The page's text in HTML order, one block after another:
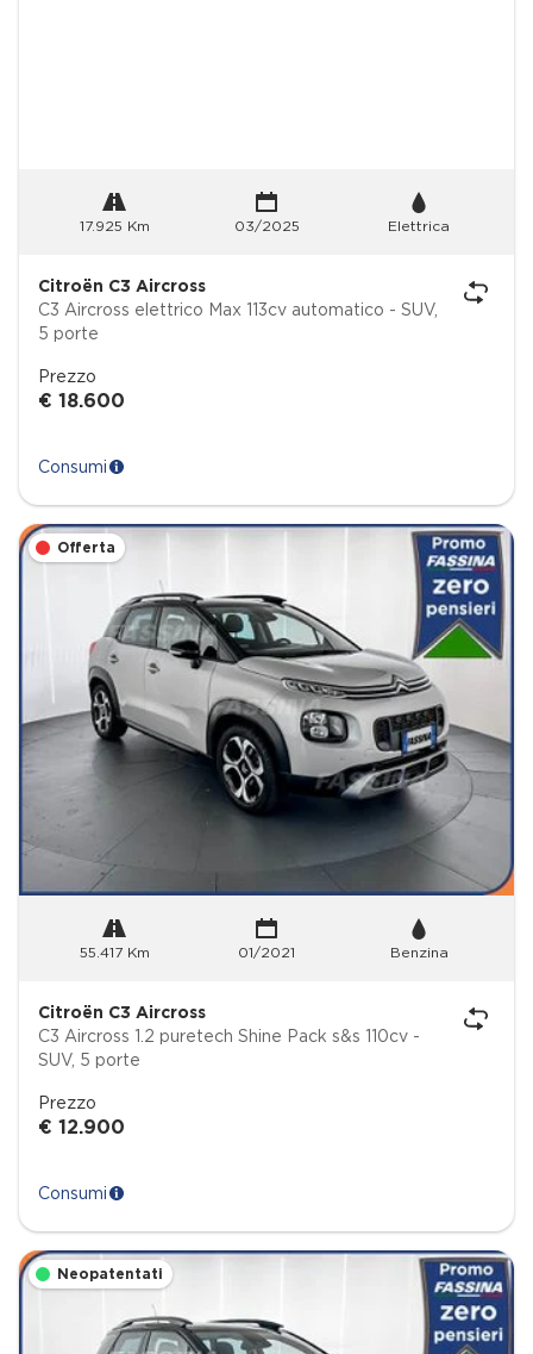
17.925 Km 03/2025 Elettrica
Citroën C3 Aircross
C3 Aircross elettrico Max 113cv automatico - SUV,
5 porte
Prezzo
€ 18.600
Consumi
Offerta
55.417 Km 01/2021 Benzina
Citroën C3 Aircross
C3 Aircross 1.2 puretech Shine Pack s&s 110cv -
SUV, 5 porte
Prezzo
€ 12.900
Consumi
Neopatentati